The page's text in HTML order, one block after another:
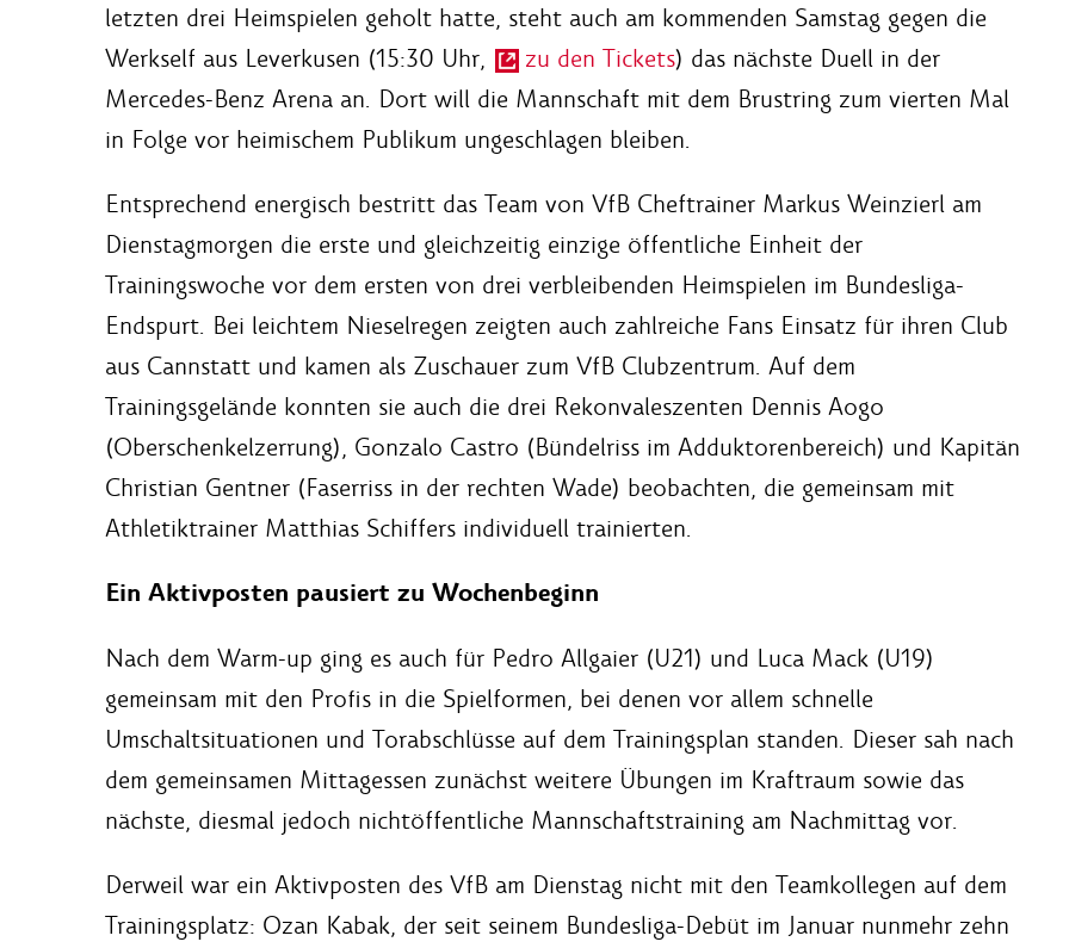
letzten drei Heimspielen geholt hatte, steht auch am kommenden Samstag gegen die
Werkself aus Leverkusen (15:30 Uhr,
zu den Tickets) das nächste Duell in der
Mercedes-Benz Arena an. Dort will die Mannschaft mit dem Brustring zum vierten Mal
in Folge vor heimischem Publikum ungeschlagen bleiben.
Entsprechend energisch bestritt das Team von VfB Cheftrainer Markus Weinzierl am
Dienstagmorgen die erste und gleichzeitig einzige öffentliche Einheit der
Trainingswoche vor dem ersten von drei verbleibenden Heimspielen im Bundesliga-
Endspurt. Bei leichtem Nieselregen zeigten auch zahlreiche Fans Einsatz für ihren Club
aus Cannstatt und kamen als Zuschauer zum VfB Clubzentrum. Auf dem
Trainingsgelände konnten sie auch die drei Rekonvaleszenten Dennis Aogo
(Oberschenkelzerrung), Gonzalo Castro (Bündelriss im Adduktorenbereich) und Kapitän
Christian Gentner (Faserriss in der rechten Wade) beobachten, die gemeinsam mit
Athletiktrainer Matthias Schiffers individuell trainierten.
Ein Aktivposten pausiert zu Wochenbeginn
Nach dem Warm-up ging es auch für Pedro Allgaier (U21) und Luca Mack (U19)
gemeinsam mit den Profis in die Spielformen, bei denen vor allem schnelle
Umschaltsituationen und Torabschlüsse auf dem Trainingsplan standen. Dieser sah nach
dem gemeinsamen Mittagessen zunächst weitere Übungen im Kraftraum sowie das
nächste, diesmal jedoch nichtöffentliche Mannschaftstraining am Nachmittag vor.
Derweil war ein Aktivposten des VfB am Dienstag nicht mit den Teamkollegen auf dem
Trainingsplatz: Ozan Kabak, der seit seinem Bundesliga-Debüt im Januar nunmehr zehn